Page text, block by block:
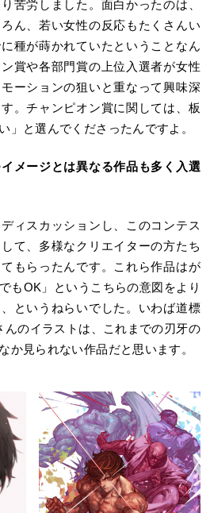
苦労しました。面白かったのは、
ん、若い女性の反応もたくさんい
種が蒔かれていたということなん
賞や各部門賞の上位入選者が女性
ーションの狙いと重なって興味深
。チャンピオン賞に関しては、板
」と選んでくださったんですよ。
メージとは異なる作品も多く入選
ィスカッションし、このコンテス
て、多様なクリエイターの方たち
もらったんです。これら作品はが
もOK」というこちらの意図をより
というねらいでした。いわば道標
んのイラストは、これまでの刃牙の
か見られない作品だと思います。